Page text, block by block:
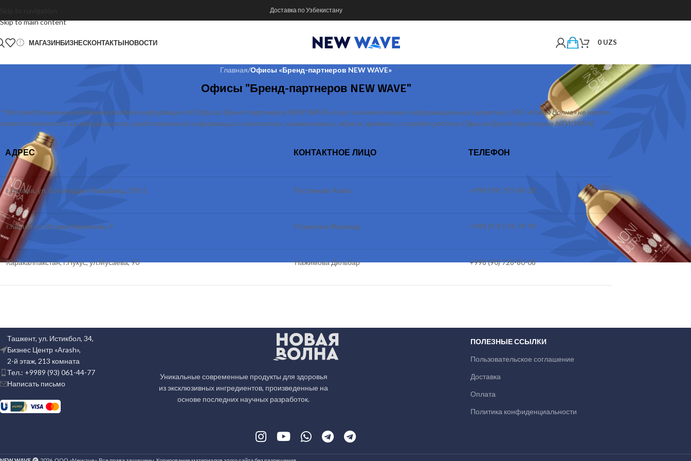
Skip to main content
Доставка по Узбекистану
МАГАЗИНБИЗНЕСКОНТАКТЫНОВОСТИ 0 UZS
Главная/Офисы «Бренд-партнеров NEW WAVE»
Офисы "Бренд-партнеров NEW WAVE"
* Вся представленная в данном разделе информация об Офисах Бренд-партнеров NEW WAVE носит исключительно информационный характер. ООО «Новая Волна» не несет
ответственности за актуальность представленной информации о контактах, наименовании, адресе, времени, и порядке работы Офисов Бренд-партнеров NEW WAVE.
АДРЕС КОНТАКТНОЕ ЛИЦО ТЕЛЕФОН
г.Бухара, ул. Боховаддин Накшбанд, 195/1 Рустамова Азиза +998 (99) 755-88-28
г.Карши ул. Ислама Каримова, 9 Рузикулов Жамшид +998 (97) 174-79-99
Каракалпакстан, г.Нукус, ул.Мусаева, 90 Нажимова Дильбар +998 (90) 728-80-08
Ташкент, ул. Истикбол, 34,
Бизнес Центр «Arash»,
2-й этаж, 213 комната
Тел.: +9989 (93) 061-44-77
Написать письмо
Уникальные современные продукты для здоровья
из эксклюзивных ингредиентов, произведенные на
основе последних научных разработок.
ПОЛЕЗНЫЕ ССЫЛКИ
Пользовательское соглашение
Доставка
Оплата
Политика конфиденциальности